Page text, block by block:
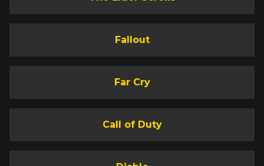
Fallout
Far Cry
Call of Duty